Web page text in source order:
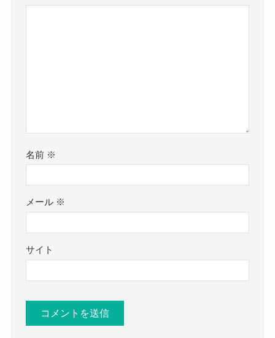
名前 ※
メール ※
サイト